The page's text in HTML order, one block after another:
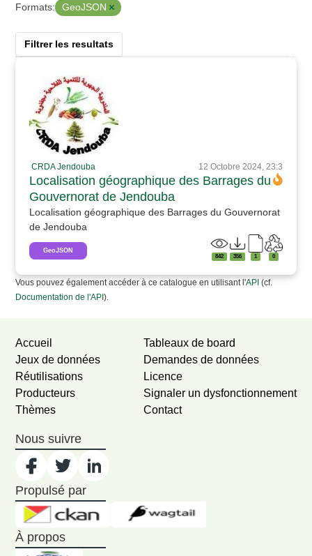
Formats:
GeoJSON
Filtrer les resultats
CRDA Jendouba 12 Octobre 2024, 23:3
Localisation géographique des Barrages du
Gouvernorat de Jendouba
Localisation géographique des Barrages du Gouvernorat
de Jendouba
GeoJSON
842 356 1 0
Vous pouvez également accéder à ce catalogue en utilisant l'API (cf.
Documentation de l'API).
Accueil
Jeux de données
Réutilisations
Producteurs
Thèmes
Tableaux de board
Demandes de données
Licence
Signaler un dysfonctionnement
Contact
Nous suivre
Propulsé par
À propos